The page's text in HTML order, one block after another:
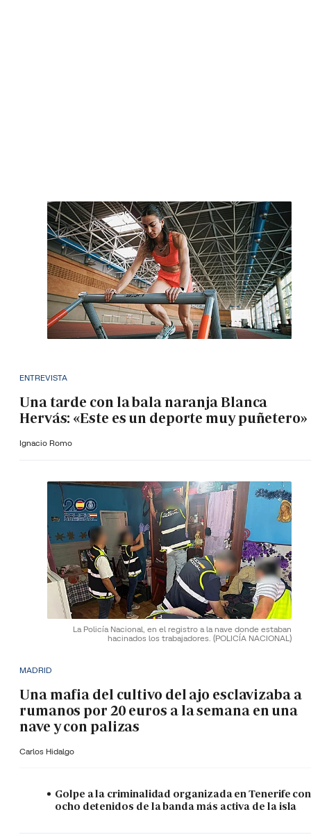
ENTREVISTA
Una tarde con la bala naranja Blanca
Hervás: «Este es un deporte muy puñetero»
Ignacio Romo
La Policía Nacional, en el registro a la nave donde estaban
hacinados los trabajadores. (POLICÍA NACIONAL)
MADRID
Una mafia del cultivo del ajo esclavizaba a
rumanos por 20 euros a la semana en una
nave y con palizas
Carlos Hidalgo
Golpe a la criminalidad organizada en Tenerife con
ocho detenidos de la banda más activa de la isla